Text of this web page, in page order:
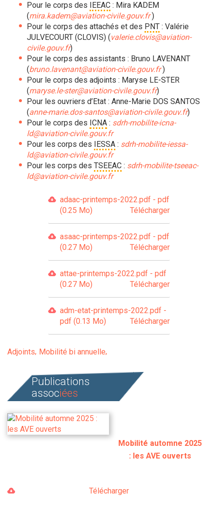
Pour le corps des IEEAC : Mira KADEM
(mira.kadem@aviation-civile.gouv.fr )
Pour le corps des attachés et des PNT : Valérie
JULVECOURT (CLOVIS) (valerie.clovis@aviation-
civile.gouv.fr)
Pour le corps des assistants : Bruno LAVENANT
(bruno.lavenant@aviation-civile.gouv.fr )
Pour le corps des adjoints : Maryse LE-STER
(maryse.le-ster@aviation-civile.gouv.fr)
Pour les ouvriers d’Etat : Anne-Marie DOS SANTOS
(anne-marie.dos-santos@aviation-civile.gouv.fr)
Pour le corps des ICNA : sdrh-mobilite-icna-
ld@aviation-civile.gouv.fr
Pour les corps des IESSA : sdrh-mobilite-iessa-
ld@aviation-civile.gouv.fr
Pour les corps des TSEEAC : sdrh-mobilite-tseeac-
ld@aviation-civile.gouv.fr
adaac-printemps-2022.pdf - pdf
(0.25 Mo)
Télécharger
asaac-printemps-2022.pdf - pdf
(0.27 Mo)
Télécharger
attae-printemps-2022.pdf - pdf
(0.27 Mo)
Télécharger
adm-etat-printemps-2022.pdf -
pdf (0.13 Mo)
Télécharger
Adjoints Mobilité bi annuelle
Publications
associées
Mobilité automne 2025
: les AVE ouverts
Télécharger